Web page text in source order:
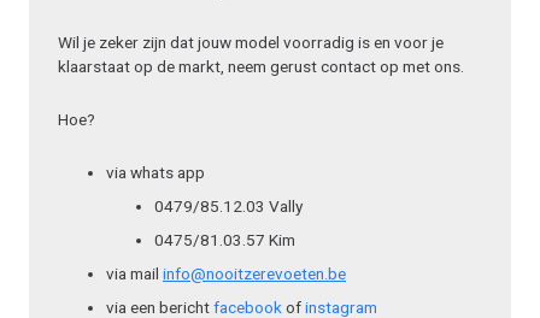
Wil je zeker zijn dat jouw model voorradig is en voor je
klaarstaat op de markt, neem gerust contact op met ons.
Hoe?
via whats app
0479/85.12.03 Vally
0475/81.03.57 Kim
via mail info@nooitzerevoeten.be
via een berichtfacebook ofinstagram